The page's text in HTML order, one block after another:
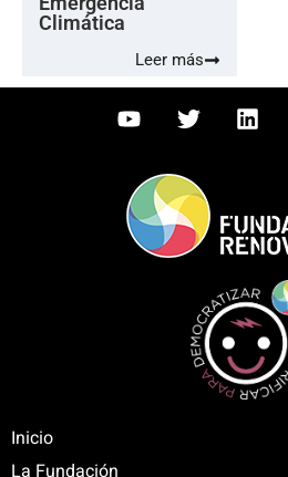
Climática
Leer más
Inicio
La Fundación